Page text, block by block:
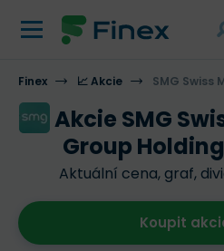
Finex 📈 Akcie SMG Swiss
Akcie SMG
Group
Aktuální cena, graf,
Koupit